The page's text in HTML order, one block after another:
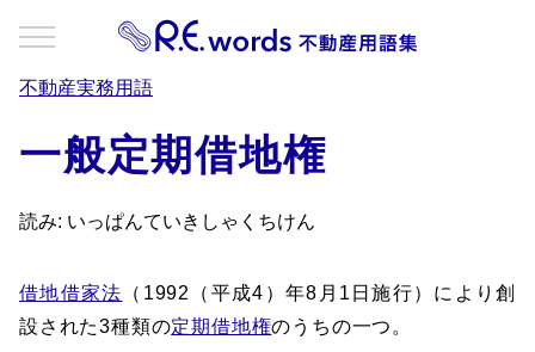
不動産実務用語
一般定期借地権
読み: いっぱんていきしゃくちけん
借地借家法 （1992（平成4）年8月1日施行）により創
設された3種類の定期借地権のうちの一つ。